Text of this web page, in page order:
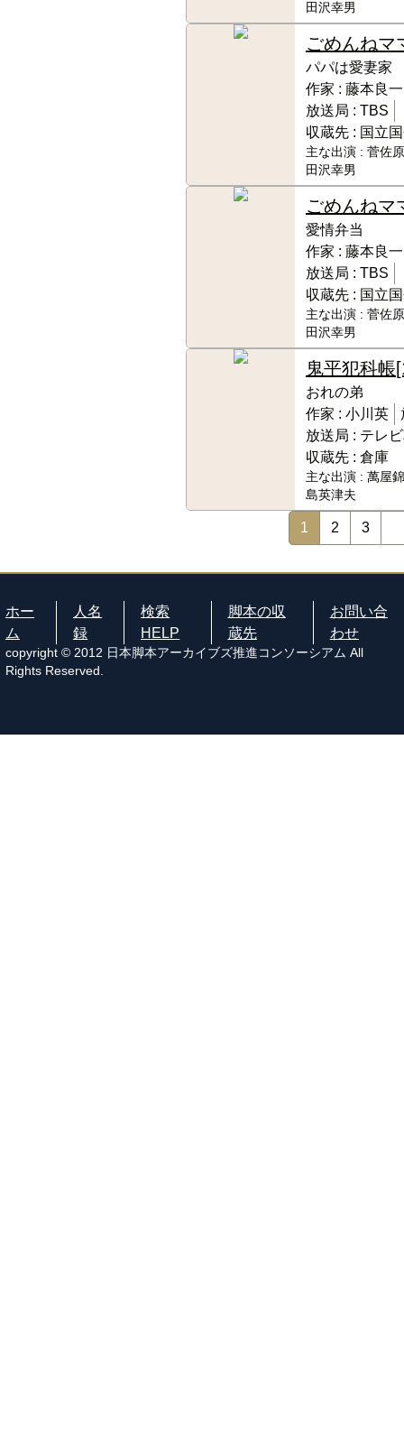
田沢幸男
ごめんねマ
パパは愛妻家
作家 : 藤本良一
放送局 : TBS
収蔵先 : 国立
主な出演 : 菅佐
田沢幸男
ごめんねマ
愛情弁当
作家 : 藤本良一
放送局 : TBS
収蔵先 : 国立
主な出演 : 菅佐
田沢幸男
鬼平犯科帳
おれの弟
作家 : 小川英
放送局 : テレ
収蔵先 : 倉庫
主な出演 : 萬屋
島英津夫
1 2 3
ホー
ム
人名
録
検索
HELP
脚本の収
蔵先
お問い合
わせ
copyright © 2012 日本脚本アーカイブズ推進コンソーシアム All
Rights Reserved.